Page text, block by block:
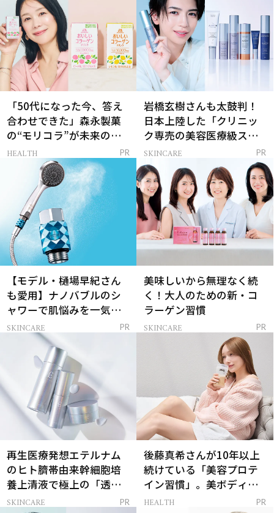
「50代になった今、答え
合わせできた」森永製菓
の“モリコラ”が未来のキ
レイを連れてくる！
HEALTH PR
岩橋玄樹さんも太鼓判！
日本上陸した「クリニッ
ク専売の美容医療級スキ
ンケア」
SKINCARE PR
【モデル・樋場早紀さん
も愛用】ナノバブルのシ
ャワーで肌悩みを一気に
解決
SKINCARE PR
美味しいから無理なく続
く！大人のための新・コ
ラーゲン習慣
SKINCARE PR
再生医療発想エテルナム
のヒト臍帯由来幹細胞培
養上清液で極上の「透明
感ハリ肌」へ
SKINCARE PR
後藤真希さんが10年以上
続けている「美容プロテ
イン習慣」。美ボディを
支える朝ルーティンと
HEALTH PR